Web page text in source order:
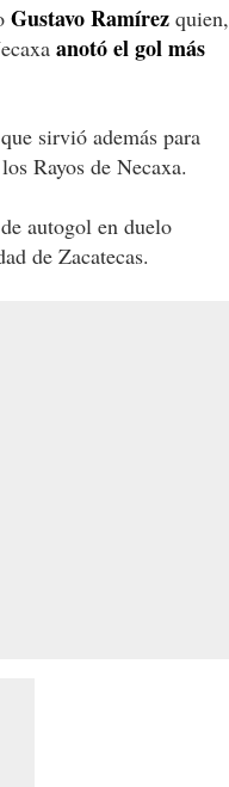
Gustavo Ramírez quien,
anotó el gol más
que sirvió además para
Rayos de Necaxa.
autogol en duelo
de Zacatecas.